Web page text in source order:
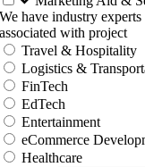
We have industry
associated with project
Travel & Hospitality
Logistics &
FinTech
EdTech
Entertainment
eCommerce
Healthcare